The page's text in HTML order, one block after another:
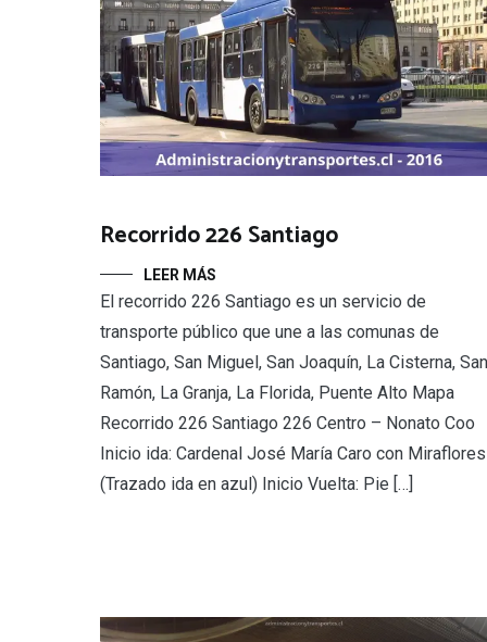
Recorrido 226 Santiago
LEER MÁS
El recorrido 226 Santiago es un servicio de
transporte público que une a las comunas de
Santiago, San Miguel, San Joaquín, La Cisterna, San
Ramón, La Granja, La Florida, Puente Alto Mapa
Recorrido 226 Santiago 226 Centro – Nonato Coo
Inicio ida: Cardenal José María Caro con Miraflores
(Trazado ida en azul) Inicio Vuelta: Pie […]